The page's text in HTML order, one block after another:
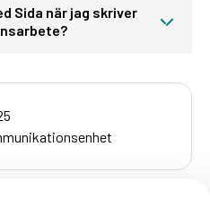
Sida när jag skriver